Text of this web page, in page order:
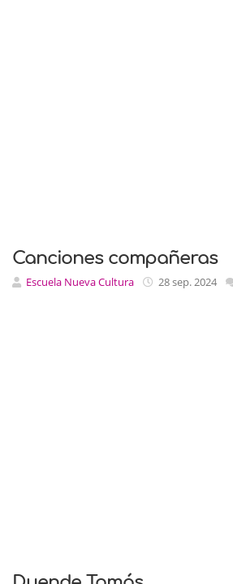
Canciones compañeras
Escuela Nueva Cultura 28 sep. 2024